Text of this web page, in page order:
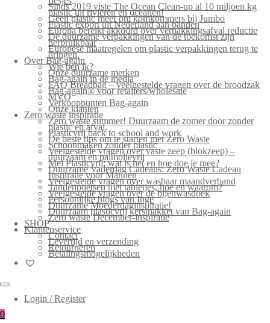
Sinds 2019 viste The Ocean Clean-up al 10 miljoen kg
plastic uit rivieren en oceanen!
Geen plastic meer om komkommers bij Jumbo
Plastic export uit Nederland aan banden
Europa bereikt akkoord over verpakkingsafval reductie
De duurzame verpakkingen van de toekomst zijn
herbruikbaar
Europese maatregelen om plastic verpakkingen terug te
dringen.
Over Bag-again
Wie ben ik?
Onze duurzame merken
Bag-again in de media
FAQ Breadbag – veelgestelde vragen over de broodzak
Bag-again® voor retailers/wholesale
MVO
Verkooppunten Bag-again
Onze klanten
Zero waste inspiratie
Zero waste summer! Duurzaam de zomer door zonder
plastic en afval.
Plasticvrij back to school and work
De beste tips om te starten met Zero Waste
Schoonmaken zonder plastic
Veelgestelde vragen over vaste zeep (blokzeep) –
duurzaam en palmolievrij
Mei Plasticvrij: wat is het en hoe doe je mee?
Duurzame Vaderdag Cadeaus: Zero Waste Cadeau
Inspiratie voor Mannen
Veelgestelde vragen over wasbaar maandverband
Tandenpoetsen met tabletjes, hoe en waarom?
Veelgestelde vragen over de bijenwasdoek
Persoonlijke blogs van Inge
Duurzame Moederdaginspiratie!
Duurzaam plasticvrij kerstpakket van Bag-again
Zero waste December-inspiratie
SHOP
Klantenservice
Contact
Levertijd en verzending
Retourneren
Betalingsmogelijkheden
Login / Register
0